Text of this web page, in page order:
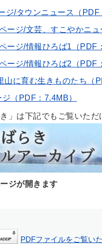
ジ/タウンニュース（PDF
ージ/文芸、すこやかニ
ージ/情報ひろば1（PDF
ージ/情報ひろば2（PDF
山に育む生きものたち（
（PDF：7.4MB）
」は下記でもご覧いただ
ジが開きます
PDFファイルをご覧い